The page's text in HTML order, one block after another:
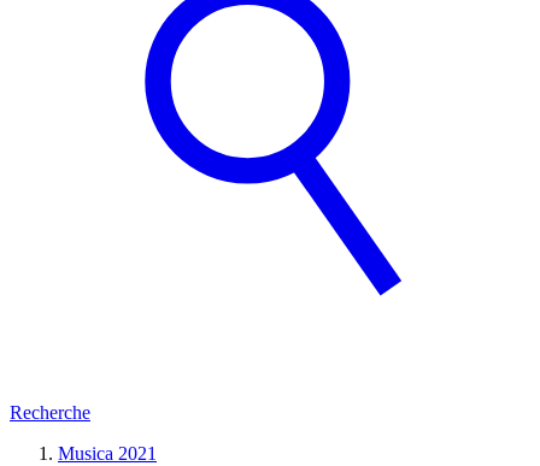
Recherche
Musica 2021